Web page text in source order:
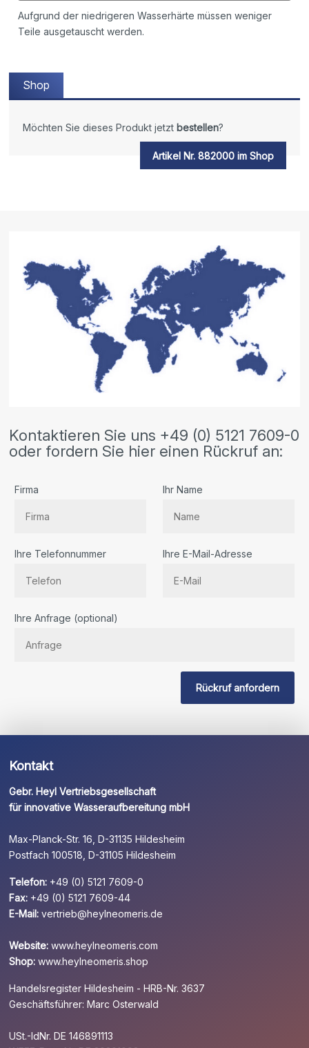
Aufgrund der niedrigeren Wasserhärte müssen weniger
Teile ausgetauscht werden.
Shop
Möchten Sie dieses Produkt jetzt bestellen?
Artikel Nr. 882000 im Shop
Kontaktieren Sie uns +49 (0) 5121 7609-0
oder fordern Sie hier einen Rückruf an:
Firma Ihr Name
Ihre Telefonnummer Ihre E-Mail-Adresse
Sie
Ihre Anfrage (optional)
Rückruf anfordern
Kontakt
Gebr. Heyl Vertriebsgesellschaft
für innovative Wasseraufbereitung mbH
Max-Planck-Str. 16, D-31135 Hildesheim
Postfach 100518, D-31105 Hildesheim
Telefon: +49 (0) 5121 7609-0
Fax: +49 (0) 5121 7609-44
E-Mail: vertrieb@heylneomeris.de
Website: www.heylneomeris.com
Shop: www.heylneomeris.shop
Handelsregister Hildesheim - HRB-Nr. 3637
Geschäftsführer: Marc Osterwald
USt.-IdNr. DE 146891113